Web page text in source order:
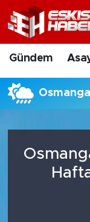
Gündem
Gündem
Asayiş
Siyaset
Sağlık
Nöbetçi
Hava
Trafik
Tüm